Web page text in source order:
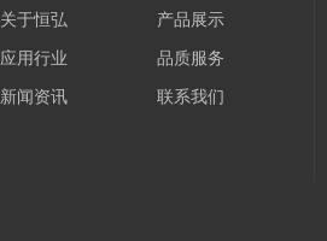
关于恒弘 产品展示
应用行业 品质服务
新闻资讯 联系我们